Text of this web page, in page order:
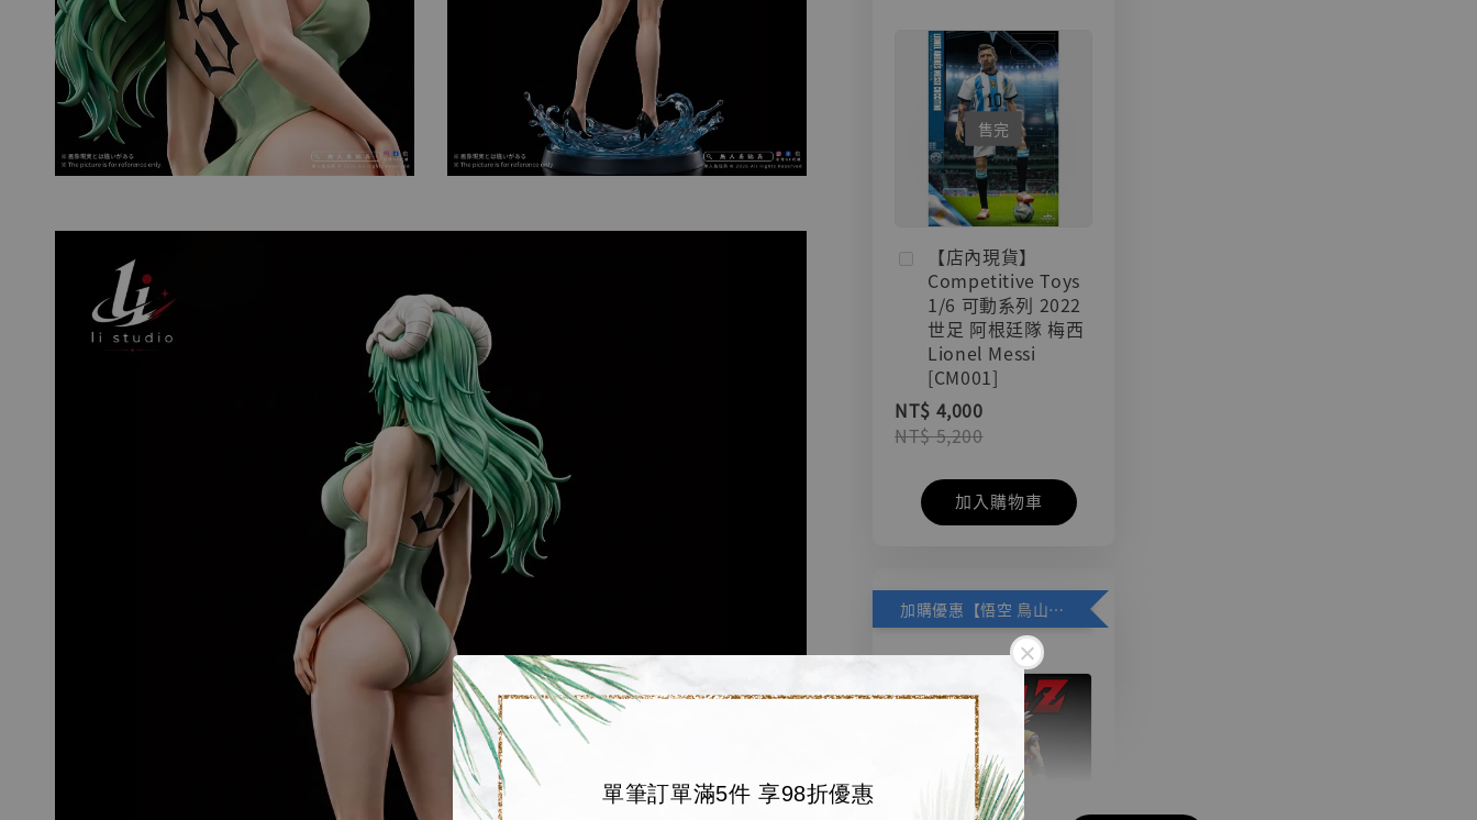
單筆訂單滿5件 享98折優惠
售完
【店內現貨】
Competitive Toys
1/6 可動系列 2022
世足 阿根廷隊 梅西
Lionel Messi
[CM001]
NT$ 4,000
NT$ 5,200
加入購物車
加購優惠【悟空 鳥山明紀念款 [奇蹟工作室]】